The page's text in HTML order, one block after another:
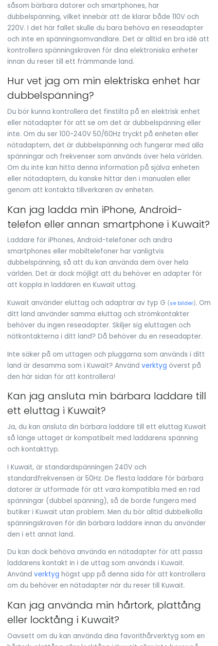
såsom bärbara datorer och smartphones, har
dubbelspänning, vilket innebär att de klarar både 110V och
220V. I det här fallet skulle du bara behöva en reseadapter
och inte en spänningsomvandlare. Det är alltid en bra idé att
kontrollera spänningskraven för dina elektroniska enheter
innan du reser till ett främmande land.
Hur vet jag om min elektriska enhet har
dubbelspänning?
Du bör kunna kontrollera det finstilta på en elektrisk enhet
eller nätadapter för att se om det är dubbelspänning eller
inte. Om du ser 100-240V 50/60Hz tryckt på enheten eller
nätadaptern, det är dubbelspänning och fungerar med alla
spänningar och frekvenser som används över hela världen.
Om du inte kan hitta denna information på själva enheten
eller nätadaptern, du kanske hittar den i manualen eller
genom att kontakta tillverkaren av enheten.
Kan jag ladda min iPhone, Android-
telefon eller annan smartphone i Kuwait?
Laddare för iPhones, Android-telefoner och andra
smartphones eller mobiltelefoner har vanligtvis
dubbelspänning, så att du kan använda dem över hela
världen. Det är dock möjligt att du behöver en adapter för
att koppla in laddaren en Kuwait uttag.
Kuwait använder eluttag och adaptrar av typ G (se bilder). Om
ditt land använder samma eluttag och strömkontakter
behöver du ingen reseadapter. Skiljer sig eluttagen och
nätkontakterna i ditt land? Då behöver du en reseadapter.
Inte säker på om uttagen och pluggarna som används i ditt
land är desamma som i Kuwait? Använd verktyg överst på
den här sidan för att kontrollera!
Kan jag ansluta min bärbara laddare till
ett eluttag i Kuwait?
Ja, du kan ansluta din bärbara laddare till ett eluttag Kuwait
så länge uttaget är kompatibelt med laddarens spänning
och kontakttyp.
I Kuwait, är standardspänningen 240V och
standardfrekvensen är 50Hz. De flesta laddare för bärbara
datorer är utformade för att vara kompatibla med en rad
spänningar (dubbel spänning), så de borde fungera med
butiker i Kuwait utan problem. Men du bör alltid dubbelkolla
spänningskraven för din bärbara laddare innan du använder
den i ett annat land.
Du kan dock behöva använda en nätadapter för att passa
laddarens kontakt in i de uttag som används i Kuwait.
Använd verktyg högst upp på denna sida för att kontrollera
om du behöver en nätadapter när du reser till Kuwait.
Kan jag använda min hårtork, plattång
eller locktång i Kuwait?
Oavsett om du kan använda dina favorithårverktyg som en